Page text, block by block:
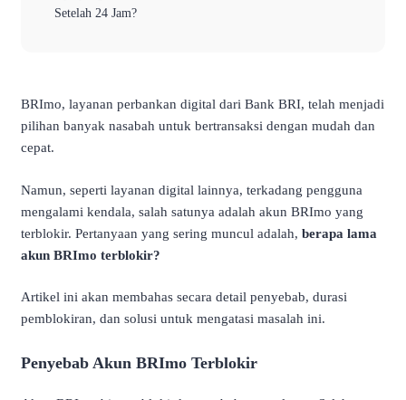
Setelah 24 Jam?
BRImo, layanan perbankan digital dari Bank BRI, telah menjadi
pilihan banyak nasabah untuk bertransaksi dengan mudah dan
cepat.
Namun, seperti layanan digital lainnya, terkadang pengguna
mengalami kendala, salah satunya adalah akun BRImo yang
terblokir. Pertanyaan yang sering muncul adalah, berapa lama
akun BRImo terblokir?
Artikel ini akan membahas secara detail penyebab, durasi
pemblokiran, dan solusi untuk mengatasi masalah ini.
Penyebab Akun BRImo Terblokir